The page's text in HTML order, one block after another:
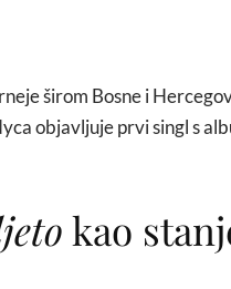
širom Bosne i
objavljuje prvi singl s
kao